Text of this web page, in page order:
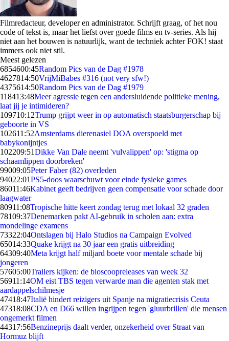
Filmredacteur, developer en administrator. Schrijft graag, of het nou
code of tekst is, maar het liefst over goede films en tv-series. Als hij
niet aan het bouwen is natuurlijk, want de techniek achter FOK! staat
immers ook niet stil.
Meest gelezen
6854600:45Random Pics van de Dag #1978
4627814:50VrijMiBabes #316 (not very sfw!)
4375614:50Random Pics van de Dag #1979
118413:48Meer agressie tegen een andersluidende politieke mening,
laat jij je intimideren?
109710:12Trump grijpt weer in op automatisch staatsburgerschap bij
geboorte in VS
102611:52Amsterdams dierenasiel DOA overspoeld met
babykonijntjes
102209:51Dikke Van Dale neemt 'vulvalippen' op: 'stigma op
schaamlippen doorbreken'
99009:05Peter Faber (82) overleden
94022:01PS5-doos waarschuwt voor einde fysieke games
86011:46Kabinet geeft bedrijven geen compensatie voor schade door
laagwater
80911:08Tropische hitte keert zondag terug met lokaal 32 graden
78109:37Denemarken pakt AI-gebruik in scholen aan: extra
mondelinge examens
73322:04Ontslagen bij Halo Studios na Campaign Evolved
65014:33Quake krijgt na 30 jaar een gratis uitbreiding
64309:40Meta krijgt half miljard boete voor mentale schade bij
jongeren
57605:00Trailers kijken: de bioscoopreleases van week 32
56911:14OM eist TBS tegen verwarde man die agenten stak met
aardappelschilmesje
47418:47Italië hindert reizigers uit Spanje na migratiecrisis Ceuta
47318:08CDA en D66 willen ingrijpen tegen 'gluurbrillen' die mensen
ongemerkt filmen
44317:56Benzineprijs daalt verder, onzekerheid over Straat van
Hormuz blijft